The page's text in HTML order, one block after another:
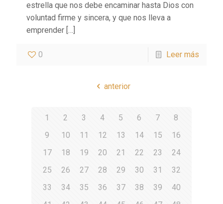
estrella que nos debe encaminar hasta Dios con
voluntad firme y sincera, y que nos lleva a
emprender […]
0 Leer más
anterior
1 2 3 4 5 6 7
8
9
10 11 12 13 14 15
16
17
18 19 20 21 22 23
24
25
26 27 28 29 30 31
32
33
34 35 36 37 38 39
40